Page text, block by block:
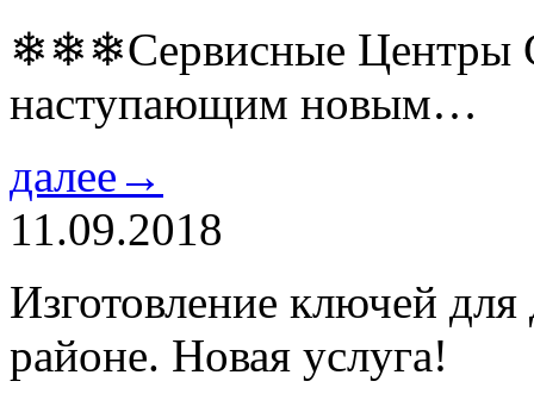
❄❄❄Сервисные Центры
наступающим новым…
далее→
11.09.2018
Изготовление ключей
районе. Новая услуга!